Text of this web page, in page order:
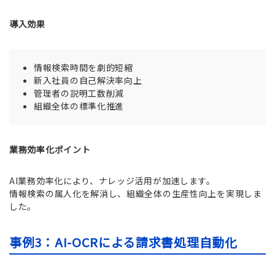
導入効果
情報検索時間を劇的短縮
新入社員の自己解決率向上
管理者の説明工数削減
組織全体の標準化推進
業務効率化ポイント
AI業務効率化により、ナレッジ活用が加速します。
情報検索の属人化を解消し、組織全体の生産性向上を実現しま
した。
事例3：AI-OCRによる請求書処理自動化